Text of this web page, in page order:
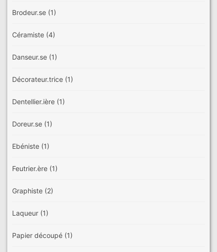
Brodeur.se (1)
Céramiste (4)
Danseur.se (1)
Décorateur.trice (1)
Dentellier.ière (1)
Doreur.se (1)
Ebéniste (1)
Feutrier.ère (1)
Graphiste (2)
Laqueur (1)
Papier découpé (1)